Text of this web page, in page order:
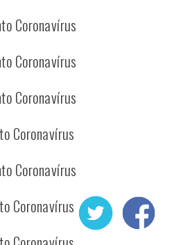
Coronavírus
Coronavírus
Coronavírus
Coronavírus
Coronavírus
Coronavírus